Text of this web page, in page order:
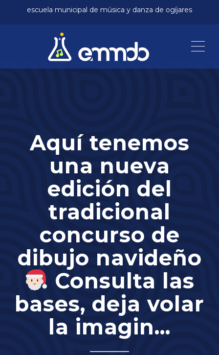
escuela municipal de música y danza de ogíjares
Aquí tenemos
una nueva
edición del
tradicional
concurso de
dibujo navideño
Consulta las
bases, deja volar
la imagin...